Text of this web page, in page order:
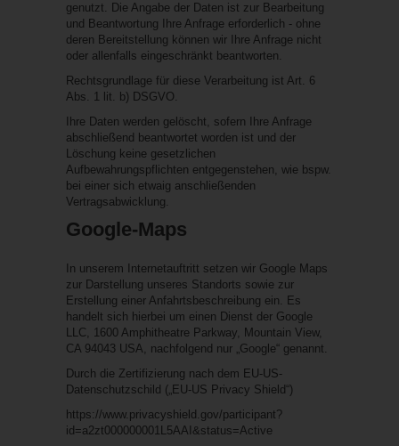
genutzt. Die Angabe der Daten ist zur Bearbeitung
und Beantwortung Ihre Anfrage erforderlich - ohne
deren Bereitstellung können wir Ihre Anfrage nicht
oder allenfalls eingeschränkt beantworten.
Rechtsgrundlage für diese Verarbeitung ist Art. 6
Abs. 1 lit. b) DSGVO.
Ihre Daten werden gelöscht, sofern Ihre Anfrage
abschließend beantwortet worden ist und der
Löschung keine gesetzlichen
Aufbewahrungspflichten entgegenstehen, wie bspw.
bei einer sich etwaig anschließenden
Vertragsabwicklung.
Google-Maps
In unserem Internetauftritt setzen wir Google Maps
zur Darstellung unseres Standorts sowie zur
Erstellung einer Anfahrtsbeschreibung ein. Es
handelt sich hierbei um einen Dienst der Google
LLC, 1600 Amphitheatre Parkway, Mountain View,
CA 94043 USA, nachfolgend nur „Google“ genannt.
Durch die Zertifizierung nach dem EU-US-
Datenschutzschild („EU-US Privacy Shield“)
https://www.privacyshield.gov/participant?
id=a2zt000000001L5AAI&status=Active